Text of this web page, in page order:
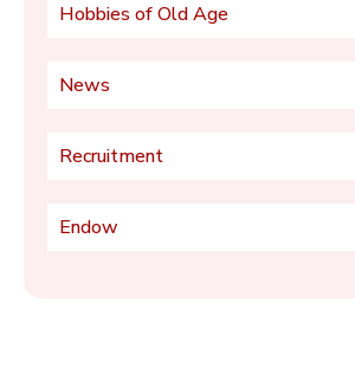
Hobbies of Old Age
News
Recruitment
Endow